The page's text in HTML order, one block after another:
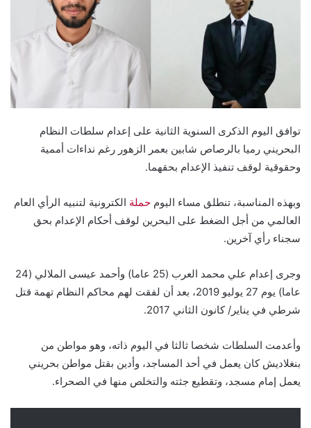
توافق اليوم الذكرى السنوية الثانية على إعدام سلطات النظام
البحريني رميا بالرصاص شابين بعمر الزهور رغم نداءات أممية
وحقوقية لوقف تنفيذ الإعدام بحقهما.
وبهذه المناسبة، تنطلق مساء اليوم حملة الكترونية لتنبيه الرأي العام
العالمي من أجل الضغط على البحرين لوقف أحكام الإعدام بحق
سجناء رأي آخرين.
وجرى إعدام علي محمد العرب (25 عاما) وأحمد عيسى الملالي (24
عاما) يوم 27 يوليو 2019، بعد أن لفقت لهم محاكم النظام تهمة قتل
شرطي في يناير/ كانون الثاني 2017.
وأعدمت السلطات شخصا ثالثا في اليوم ذاته، وهو مواطن من
بنغلاديش كان يعمل في أحد المساجد، وأدين بقتل مواطن بحريني
يعمل إمام مسجد، وتقطيع جثته والتخلص منها في الصحراء.